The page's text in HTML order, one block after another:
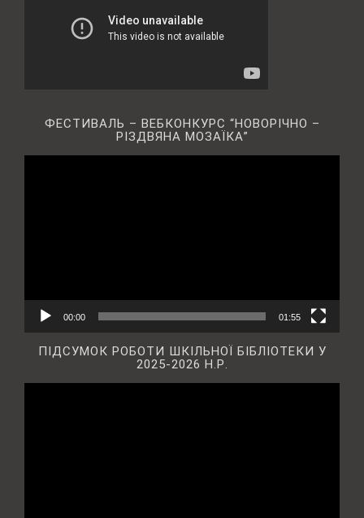
ФЕСТИВАЛЬ – ВЕБКОНКУРС “НОВОРІЧНО –
РІЗДВЯНА МОЗАЇКА”
00:00 01:55
ПІДСУМОК РОБОТИ ШКІЛЬНОЇ БІБЛІОТЕКИ У
2025-2026 Н.Р.